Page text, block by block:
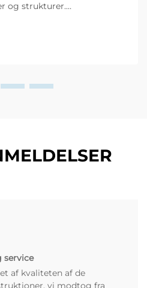
og strukturer.
service
af kvaliteten af de
vi modtog fra